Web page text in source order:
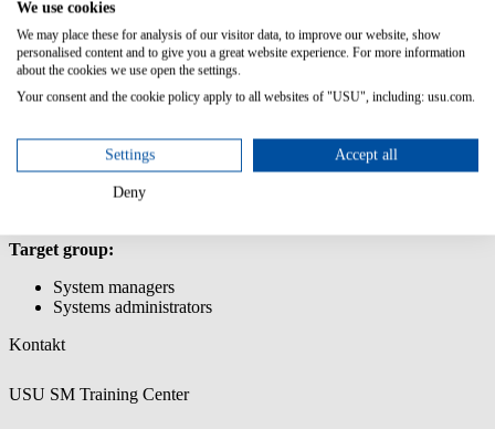
Working with the Valuemation API and integrating Python
scripts
Working with the Actions Customizer
Using business logic/rules for actions and workflows
Transferring customizations using the Customization Transfer
Prior knowledge:
Participation in training USM Admin: Customizing
Target group:
System managers
Systems administrators
Kontakt
USU SM Training Center
We use cookies
We may place these for analysis of our visitor data, to improve our website, show
personalised content and to give you a great website experience. For more information
about the cookies we use open the settings.
Your consent and the cookie policy apply to all websites of "USU", including: usu.com.
Settings Accept all
Deny